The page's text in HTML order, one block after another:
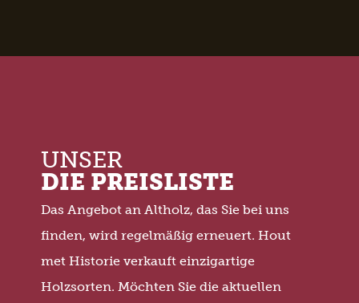
UNSER
DIE PREISLISTE
Das Angebot an Altholz, das Sie bei uns
finden, wird regelmäßig erneuert. Hout
met Historie verkauft einzigartige
Holzsorten. Möchten Sie die aktuellen